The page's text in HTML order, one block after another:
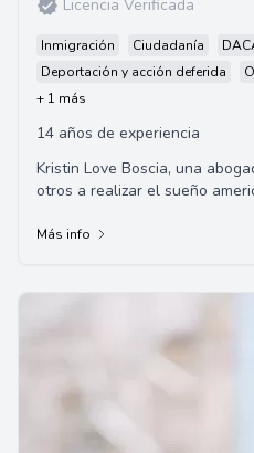
Licencia Verificada
Inmigración Ciudadanía
Deportación y acción deferida
+ 1 más
14 años de experiencia
Kristin Love Boscia, una
otros a realizar el sueño
Más info